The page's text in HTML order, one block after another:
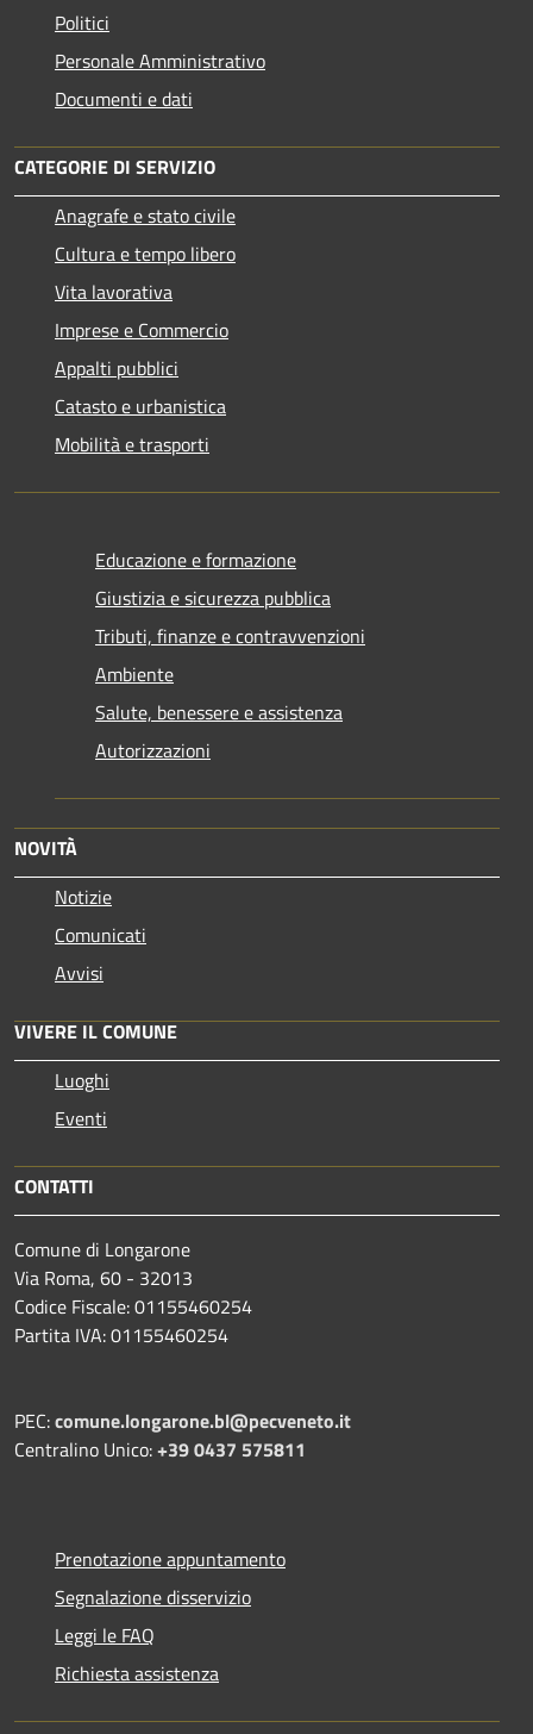
Politici
Personale Amministrativo
Documenti e dati
CATEGORIE DI SERVIZIO
Anagrafe e stato civile
Cultura e tempo libero
Vita lavorativa
Imprese e Commercio
Appalti pubblici
Catasto e urbanistica
Mobilità e trasporti
Educazione e formazione
Giustizia e sicurezza pubblica
Tributi, finanze e contravvenzioni
Ambiente
Salute, benessere e assistenza
Autorizzazioni
NOVITÀ
Notizie
Comunicati
Avvisi
VIVERE IL COMUNE
Luoghi
Eventi
CONTATTI
Comune di Longarone
Via Roma, 60 - 32013
Codice Fiscale: 01155460254
Partita IVA: 01155460254
PEC:comune.longarone.bl@pecveneto.it
Centralino Unico:+39 0437 575811
Prenotazione appuntamento
Segnalazione disservizio
Leggi le FAQ
Richiesta assistenza